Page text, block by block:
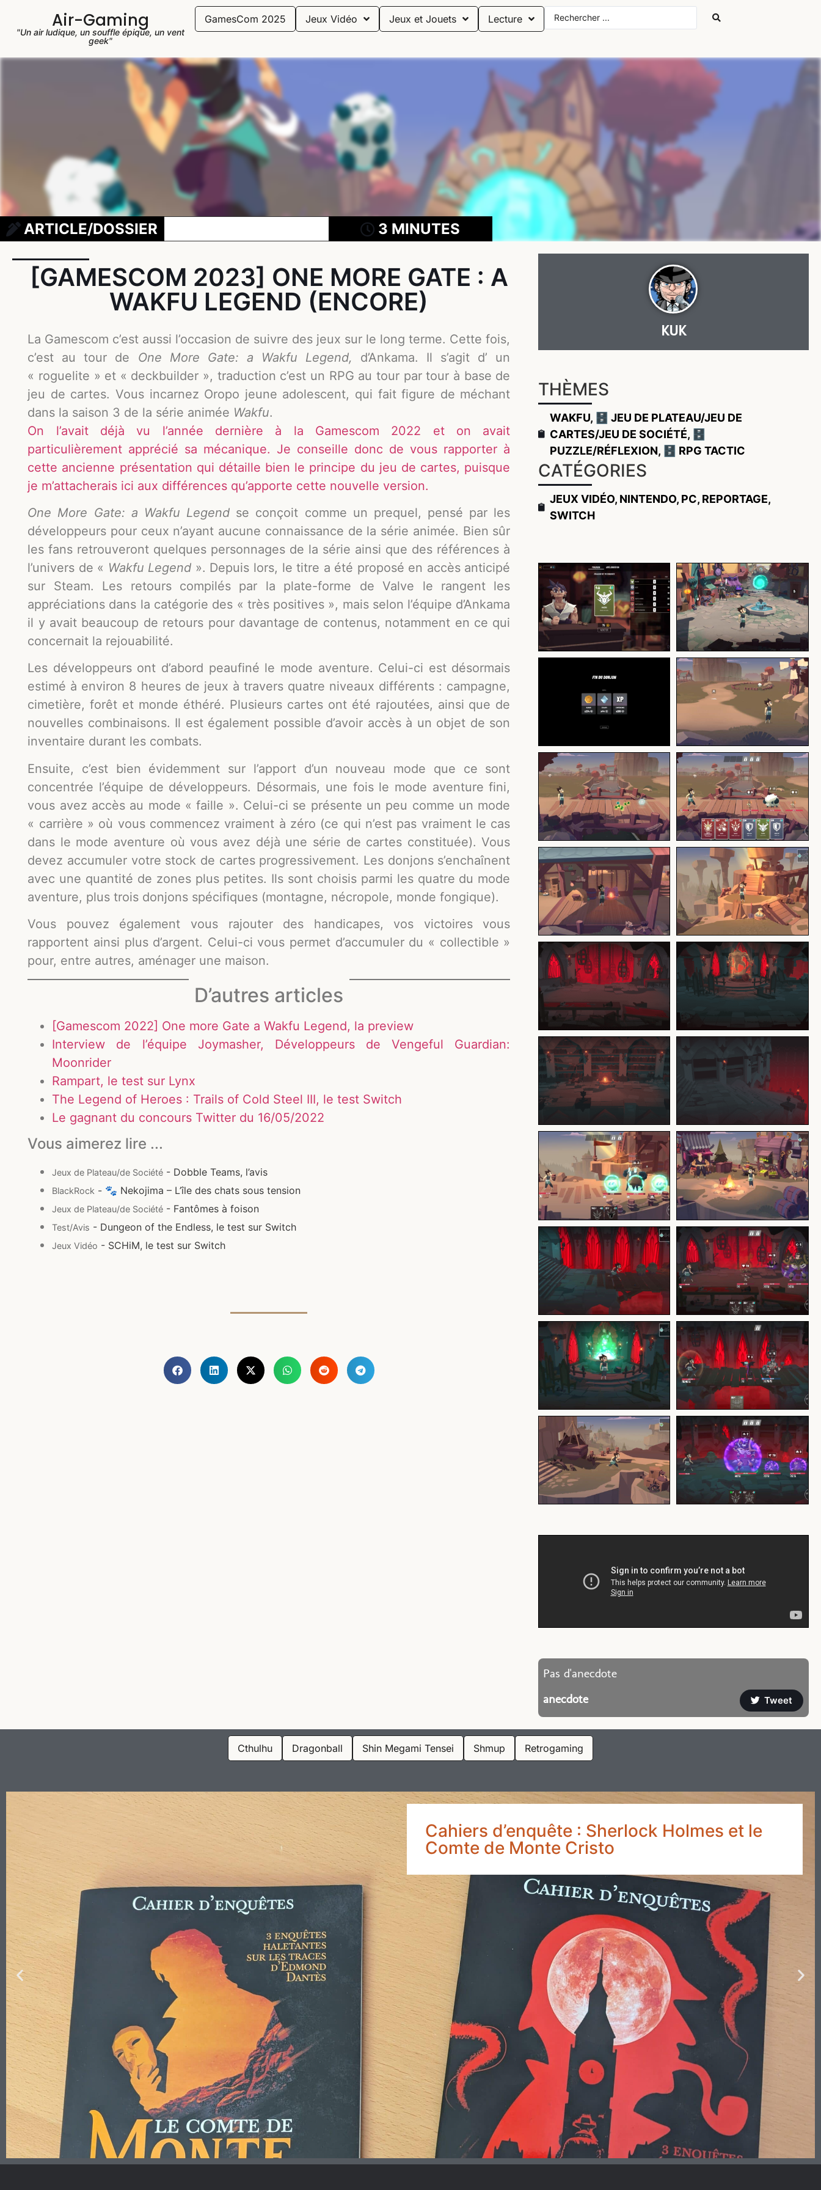
Air-Gaming
"Un air ludique, un souffle épique, un vent
geek"
GamesCom 2025 Jeux Vidéo Jeux et Jouets Lecture
ARTICLE/DOSSIER 3 MINUTES
[GAMESCOM 2023] ONE MORE GATE : A
WAKFU LEGEND (ENCORE)
La Gamescom c’est aussi l’occasion de suivre des jeux sur le long terme. Cette fois,
c’est au tour de One More Gate: a Wakfu Legend, d’Ankama. Il s’agit d’ un
« roguelite » et « deckbuilder », traduction c’est un RPG au tour par tour à base de
jeu de cartes. Vous incarnez Oropo jeune adolescent, qui fait figure de méchant
dans la saison 3 de la série animée Wakfu.
On l’avait déjà vu l’année dernière à la Gamescom 2022 et on avait
particulièrement apprécié sa mécanique. Je conseille donc de vous rapporter à
cette ancienne présentation qui détaille bien le principe du jeu de cartes, puisque
je m’attacherais ici aux différences qu’apporte cette nouvelle version.
One More Gate: a Wakfu Legend se conçoit comme un prequel, pensé par les
développeurs pour ceux n’ayant aucune connaissance de la série animée. Bien sûr
les fans retrouveront quelques personnages de la série ainsi que des références à
l’univers de « Wakfu Legend ». Depuis lors, le titre a été proposé en accès anticipé
sur Steam. Les retours compilés par la plate-forme de Valve le rangent les
appréciations dans la catégorie des « très positives », mais selon l’équipe d’Ankama
il y avait beaucoup de retours pour davantage de contenus, notamment en ce qui
concernait la rejouabilité.
Les développeurs ont d’abord peaufiné le mode aventure. Celui-ci est désormais
estimé à environ 8 heures de jeux à travers quatre niveaux différents : campagne,
cimetière, forêt et monde éthéré. Plusieurs cartes ont été rajoutées, ainsi que de
nouvelles combinaisons. Il est également possible d’avoir accès à un objet de son
inventaire durant les combats.
Ensuite, c’est bien évidemment sur l’apport d’un nouveau mode que ce sont
concentrée l’équipe de développeurs. Désormais, une fois le mode aventure fini,
vous avez accès au mode « faille ». Celui-ci se présente un peu comme un mode
« carrière » où vous commencez vraiment à zéro (ce qui n’est pas vraiment le cas
dans le mode aventure où vous avez déjà une série de cartes constituée). Vous
devez accumuler votre stock de cartes progressivement. Les donjons s’enchaînent
avec une quantité de zones plus petites. Ils sont choisis parmi les quatre du mode
aventure, plus trois donjons spécifiques (montagne, nécropole, monde fongique).
Vous pouvez également vous rajouter des handicapes, vos victoires vous
rapportent ainsi plus d’argent. Celui-ci vous permet d’accumuler du « collectible »
pour, entre autres, aménager une maison.
D’autres articles
[Gamescom 2022] One more Gate a Wakfu Legend, la preview
Interview de l’équipe Joymasher, Développeurs de Vengeful Guardian:
Moonrider
Rampart, le test sur Lynx
The Legend of Heroes : Trails of Cold Steel III, le test Switch
Le gagnant du concours Twitter du 16/05/2022
Vous aimerez lire ...
Jeux de Plateau/de Société - Dobble Teams, l’avis
BlackRock - 🐾 Nekojima – L’île des chats sous tension
Jeux de Plateau/de Société - Fantômes à foison
Test/Avis - Dungeon of the Endless, le test sur Switch
Jeux Vidéo - SCHiM, le test sur Switch
KUK
THÈMES
WAKFU,
🗄️ JEU DE PLATEAU/JEU DE
CARTES/JEU DE SOCIÉTÉ,
🗄️
PUZZLE/RÉFLEXION, 🗄️ RPG TACTIC
CATÉGORIES
JEUX VIDÉO, NINTENDO, PC, REPORTAGE,
SWITCH
Pas d'anecdote
anecdote
Tweet
Cthulhu Dragonball Shin Megami Tensei Shmup Retrogaming
Cahiers d’enquête : Sherlock Holmes et le
Comte de Monte Cristo